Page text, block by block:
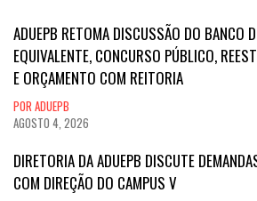
ADUEPB RETOMA DISCUSSÃO DO BANCO
EQUIVALENTE, CONCURSO PÚBLICO,
E ORÇAMENTO COM REITORIA
POR ADUEPB
AGOSTO 4, 2026
DIRETORIA DA ADUEPB DISCUTE
COM DIREÇÃO DO CAMPUS V